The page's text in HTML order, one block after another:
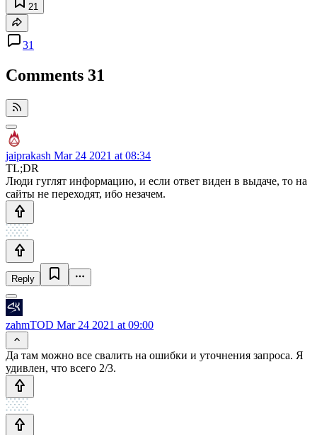
21
31
Comments 31
jaiprakash Mar 24 2021 at 08:34
TL;DR
Люди гуглят информацию, и если ответ виден в выдаче, то на
сайты не переходят, ибо незачем.
Reply
zahmTOD Mar 24 2021 at 09:00
Да там можно все свалить на ошибки и уточнения запроса. Я
удивлен, что всего 2/3.